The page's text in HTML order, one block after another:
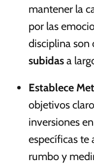
mantener la
por las
disciplina son
subidasa
Establece
objetivos
inversiones
específicas te
rumbo y